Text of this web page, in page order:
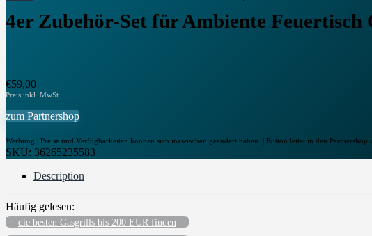
4er Zubehör-Set für Ambiente Feuertisch
€59,00
zum Partnershop
Werbung | Preise und Verfügbarkeiten können sich inzwischen geändert haben. | Button leitet in den Partnershop
SKU: 36265235583
Description
Häufig gelesen:
die besten Gasgrills bis 200 EUR finden